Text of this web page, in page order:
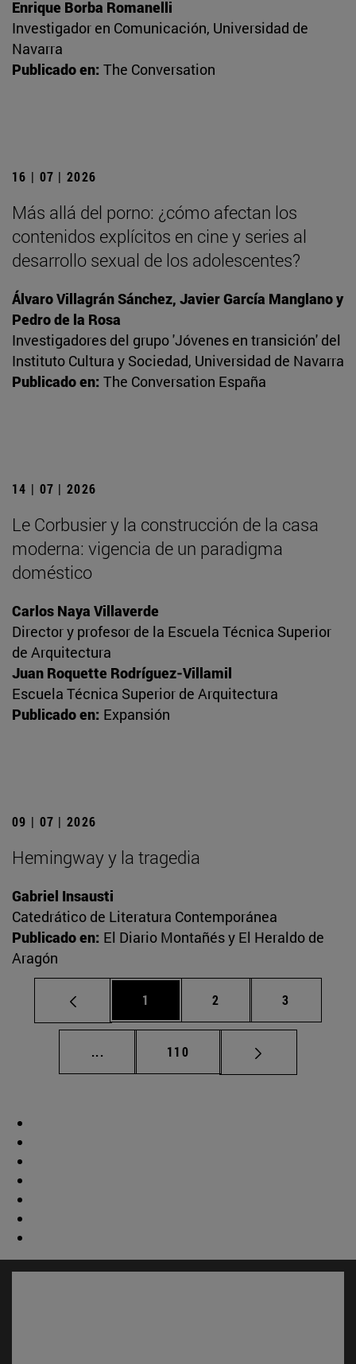
Enrique Borba Romanelli
Investigador en Comunicación, Universidad de
Navarra
Publicado en: The Conversation
16 | 07 | 2026
Más allá del porno: ¿cómo afectan los
contenidos explícitos en cine y series al
desarrollo sexual de los adolescentes?
Álvaro Villagrán Sánchez, Javier García Manglano y
Pedro de la Rosa
Investigadores del grupo 'Jóvenes en transición' del
Instituto Cultura y Sociedad, Universidad de Navarra
Publicado en: The Conversation España
14 | 07 | 2026
Le Corbusier y la construcción de la casa
moderna: vigencia de un paradigma
doméstico
Carlos Naya Villaverde
Director y profesor de la Escuela Técnica Superior
de Arquitectura
Juan Roquette Rodríguez-Villamil
Escuela Técnica Superior de Arquitectura
Publicado en: Expansión
09 | 07 | 2026
Hemingway y la tragedia
Gabriel Insausti
Catedrático de Literatura Contemporánea
Publicado en: El Diario Montañés y El Heraldo de
Aragón
Página
1 Página
2 Página
3
... Páginas intermedias Use TAB para
Página
110